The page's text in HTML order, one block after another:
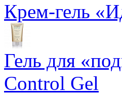
Крем-гель
Гель для
Control Gel